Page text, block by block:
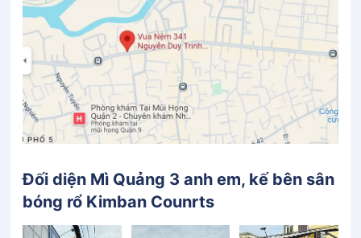
Đối diện Mì Quảng 3 anh em, kế bên sân
bóng rổ Kimban Counrts